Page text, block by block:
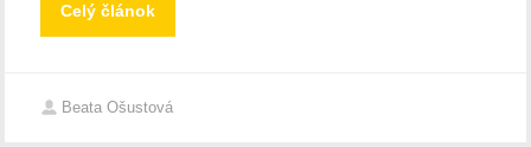
Celý článok
Beata Ošustová